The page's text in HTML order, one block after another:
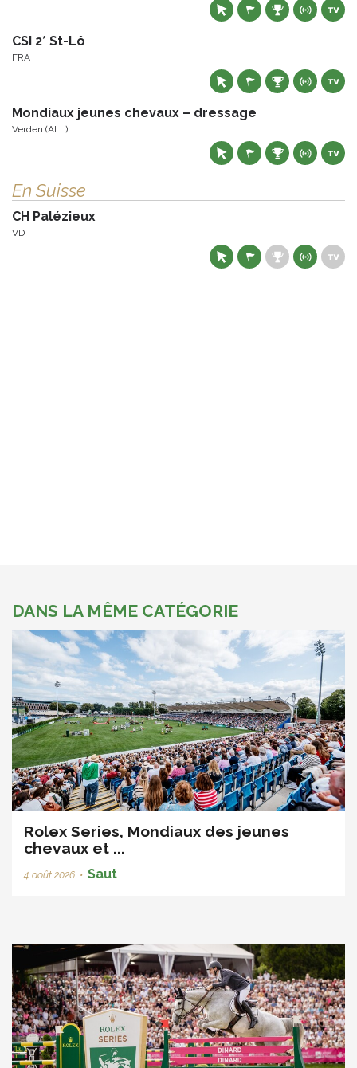
CSI 2* St-Lô
FRA
Mondiaux jeunes chevaux – dressage
Verden (ALL)
En Suisse
CH Palézieux
VD
DANS LA MÊME CATÉGORIE
Rolex Series, Mondiaux des jeunes
chevaux et ...
4 août 2026 • Saut